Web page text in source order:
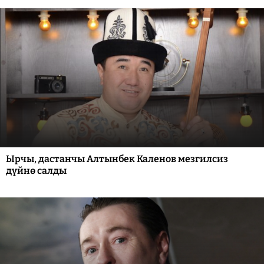
Ырчы, дастанчы Алтынбек Каленов мезгилсиз
дүйнө салды